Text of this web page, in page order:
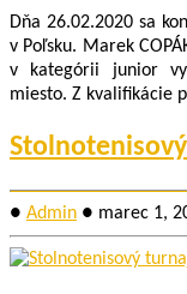
Dňa 26.02.2020 sa
v Poľsku. Marek
v kategórii junior
miesto. Z kvalifikácie
● Admin ● marec 1,